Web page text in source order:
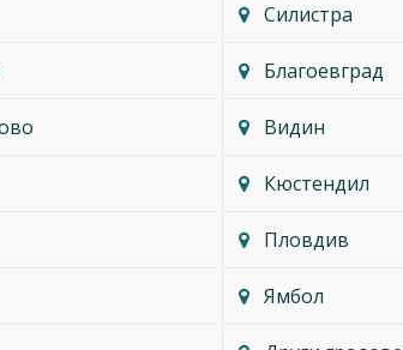
Силистра
Благоевград
Видин
Кюстендил
Пловдив
Ямбол